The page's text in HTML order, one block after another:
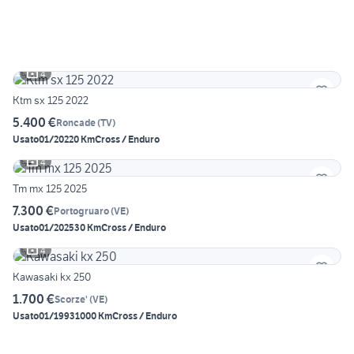
4
Ktm sx 125 2022
5.400 €Roncade(TV)
Usato01/20220 KmCross / Enduro
4
Tm mx 125 2025
7.300 €Portogruaro(VE)
Usato01/202530 KmCross / Enduro
4
Kawasaki kx 250
1.700 €Scorze' (VE)
Usato01/19931000 KmCross / Enduro